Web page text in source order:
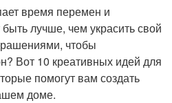
время перемен и
лучше, чем украсить свой
чтобы
Вот 10 креативных идей для
помогут вам создать
доме.